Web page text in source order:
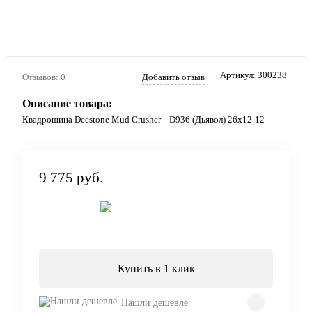
Отзывов: 0 Добавить отзыв Артикул: 300238
Описание товара:
Квадрошина Deestone Mud Crusher D936 (Дьявол) 26x12-12
9 775 руб.
Купить в 1 клик
Нашли дешевле